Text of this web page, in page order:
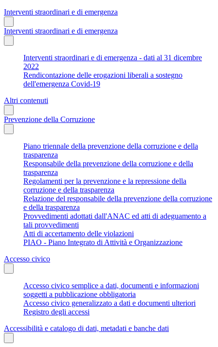
Interventi straordinari e di emergenza
Interventi straordinari e di emergenza
Interventi straordinari e di emergenza - dati al 31 dicembre
2022
Rendicontazione delle erogazioni liberali a sostegno
dell'emergenza Covid-19
Altri contenuti
Prevenzione della Corruzione
Piano triennale della prevenzione della corruzione e della
trasparenza
Responsabile della prevenzione della corruzione e della
trasparenza
Regolamenti per la prevenzione e la repressione della
corruzione e della trasparenza
Relazione del responsabile della prevenzione della corruzione
e della trasparenza
Provvedimenti adottati dall'ANAC ed atti di adeguamento a
tali provvedimenti
Atti di accertamento delle violazioni
PIAO - Piano Integrato di Attività e Organizzazione
Accesso civico
Accesso civico semplice a dati, documenti e informazioni
soggetti a pubblicazione obbligatoria
Accesso civico generalizzato a dati e documenti ulteriori
Registro degli accessi
Accessibilità e catalogo di dati, metadati e banche dati